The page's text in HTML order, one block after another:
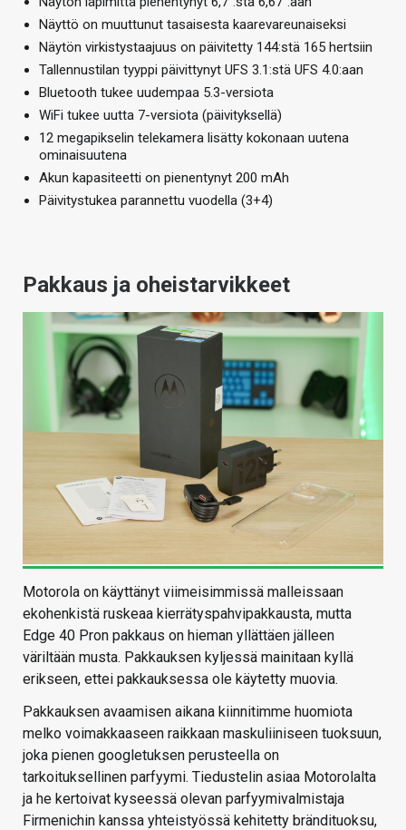
Näyttö on muuttunut tasaisesta kaarevareunaiseksi
Näytön virkistystaajuus on päivitetty 144:stä 165 hertsiin
Tallennustilan tyyppi päivittynyt UFS 3.1:stä UFS 4.0:aan
Bluetooth tukee uudempaa 5.3-versiota
WiFi tukee uutta 7-versiota (päivityksellä)
12 megapikselin telekamera lisätty kokonaan uutena
ominaisuutena
Akun kapasiteetti on pienentynyt 200 mAh
Päivitystukea parannettu vuodella (3+4)
Pakkaus ja oheistarvikkeet
Motorola on käyttänyt viimeisimmissä malleissaan
ekohenkistä ruskeaa kierrätyspahvipakkausta, mutta
Edge 40 Pron pakkaus on hieman yllättäen jälleen
väriltään musta. Pakkauksen kyljessä mainitaan kyllä
erikseen, ettei pakkauksessa ole käytetty muovia.
Pakkauksen avaamisen aikana kiinnitimme huomiota
melko voimakkaaseen raikkaan maskuliiniseen tuoksuun,
joka pienen googletuksen perusteella on
tarkoituksellinen parfyymi. Tiedustelin asiaa Motorolalta
ja he kertoivat kyseessä olevan parfyymivalmistaja
Firmenichin kanssa yhteistyössä kehitetty brändituoksu,